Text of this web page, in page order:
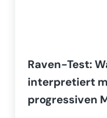
Raven-Test:
interpretiert
progressiven